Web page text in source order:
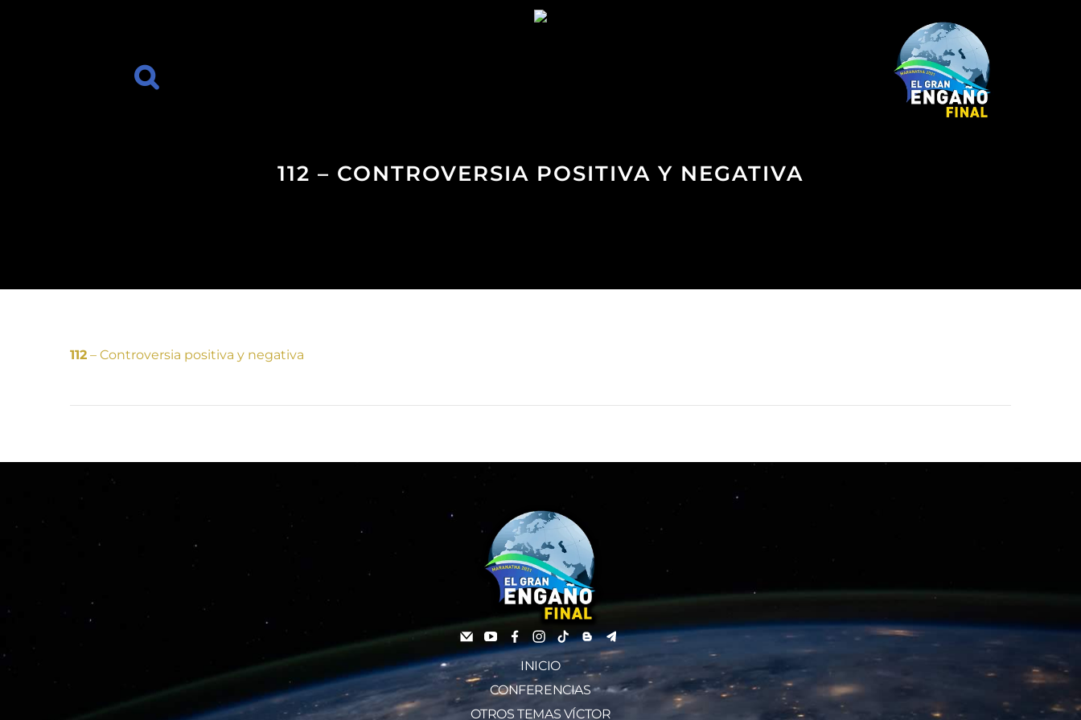
112 – CONTROVERSIA POSITIVA Y NEGATIVA
112 – Controversia positiva y negativa
INICIO
CONFERENCIAS
OTROS TEMAS VÍCTOR